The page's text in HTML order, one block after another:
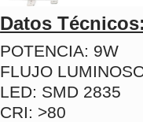
Datos
POTENCIA: 9W
FLUJO
LED: SMD 2835
CRI: >80